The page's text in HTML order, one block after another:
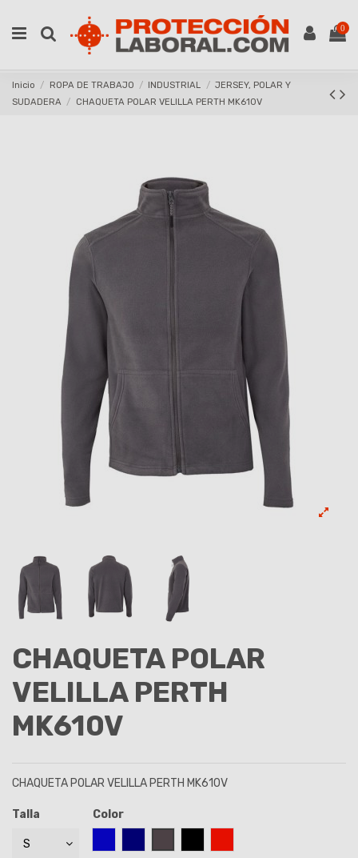
0
Inicio ROPA DE TRABAJO INDUSTRIAL
JERSEY, POLAR Y
SUDADERA
CHAQUETA POLAR VELILLA PERTH MK610V
CHAQUETA POLAR
VELILLA PERTH
MK610V
CHAQUETA POLAR VELILLA PERTH MK610V
Talla
Color